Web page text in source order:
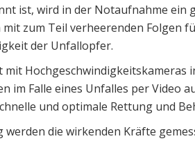
ist, wird in der Notaufnahme ein
zum Teil verheerenden Folgen
der Unfallopfer.
mit Hochgeschwindigkeitskameras
im Falle eines Unfalles per Video
und optimale Rettung und
werden die wirkenden Kräfte